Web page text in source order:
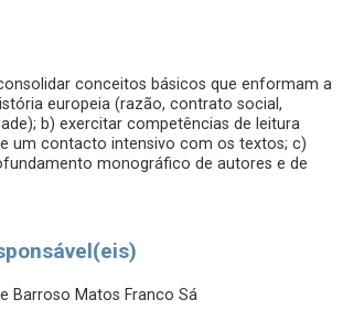
conceitos básicos que enformam a
europeia (razão, contrato social,
b) exercitar competências de leitura
um contacto intensivo com os textos; c)
monográfico de autores e de
Barroso Matos Franco Sá